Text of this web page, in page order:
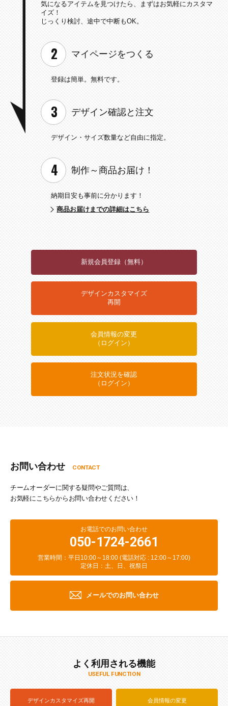
気になるアイテムを見つけたら、
まずはお気軽にカスタマ
イズ！
じっくり検討、途中で中断もOK。
マイページをつくる
登録は簡単。無料です。
デザイン確認と注文
デザイン・サイズ数量など自由に指定。
制作～商品お届け！
納期目安も事前に分かります！
商品お届けまでの詳細はこちら
新規会員登録（無料）
デザインカスタマイズ
再開
会員情報の変更
（ログイン）
注文状況を確認
（ログイン）
お問い合わせ CONTACT
チームオーダーに関する疑問やご質問は、
お気軽にこちらからお問い合わせください！
お電話でのお問い合わせ
050-1724-2661
営業時間：平日10:00～18:00 (電話対応 : 12:00～17:00)
定休日：土、日、祝祭日
メールでのお問い合わせ
よく利用される機能
USEFUL FUNCTION
デザインカスタマイズ再開 会員情報の変更